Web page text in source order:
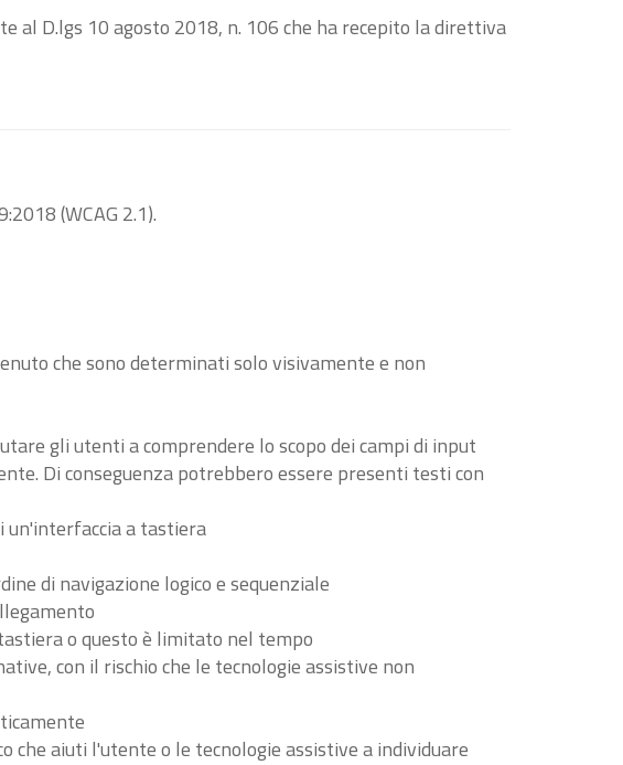
al D.lgs 10 agosto 2018, n. 106 che ha recepito la direttiva
(WCAG 2.1).
che sono determinati solo visivamente e non
gli utenti a comprendere lo scopo dei campi di input
Di conseguenza potrebbero essere presenti testi con
a tastiera
di navigazione logico e sequenziale
o questo è limitato nel tempo
con il rischio che le tecnologie assistive non
che aiuti l'utente o le tecnologie assistive a individuare